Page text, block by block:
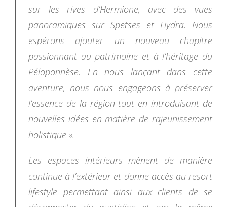
sur les rives d’Hermione, avec des vues
panoramiques sur Spetses et Hydra. Nous
espérons ajouter un nouveau chapitre
passionnant au patrimoine et à l’héritage du
Péloponnèse. En nous lançant dans cette
aventure, nous nous engageons à préserver
l’essence de la région tout en introduisant de
nouvelles idées en matière de rajeunissement
holistique ».
Les espaces intérieurs mènent de manière
continue à l’extérieur et donne accès au resort
lifestyle permettant ainsi aux clients de se